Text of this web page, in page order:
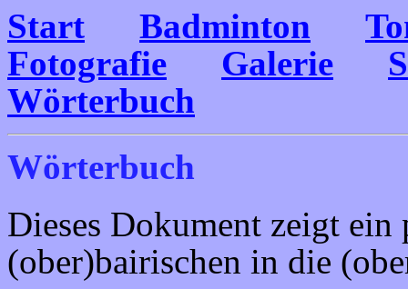
Start Badminton
Fotografie
Galerie
Wörterbuch
Wörterbuch
Dieses Dokument zeigt ein
(ober)bairischen in die